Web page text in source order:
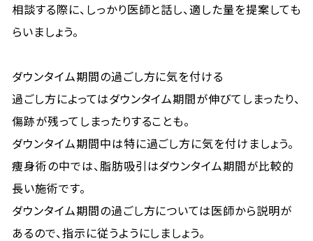
相談する際に、しっかり医師と話し、適した量を提案しても
らいましょう。
ダウンタイム期間の過ごし方に気を付ける
過ごし方によってはダウンタイム期間が伸びてしまったり、
傷跡が残ってしまったりすることも。
ダウンタイム期間中は特に過ごし方に気を付けましょう。
痩身術の中では、脂肪吸引はダウンタイム期間が比較的
長い施術です。
ダウンタイム期間の過ごし方については医師から説明が
あるので、指示に従うようにしましょう。